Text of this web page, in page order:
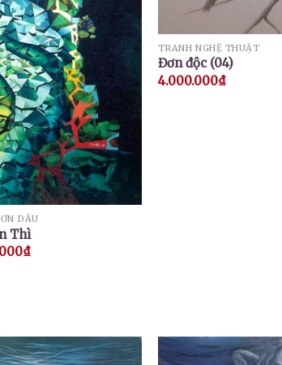
DẦU
Thì
₫
TRANH NGHỆ THUẬT
Đơn độc (04)
4.000.000₫